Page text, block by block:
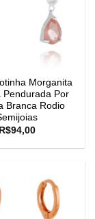
Morganita
Pendurada Por
Branca Rodio
R$94,00